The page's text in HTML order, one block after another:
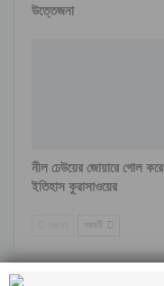
উত্তেজনা
নীল ঢেউয়ের জোয়ারে গোল করে
ইতিহাস কুরাসাওয়ের
পরবর্তী